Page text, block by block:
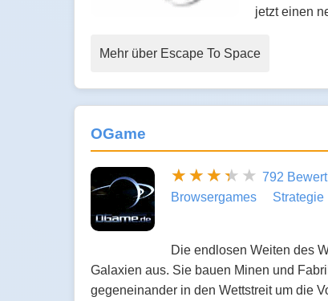
jetzt einen
Mehr über Escape To Space
OGame
792
Browsergames
Strategie
Die endlosen Weiten des
Galaxien aus. Sie bauen Minen und
gegeneinander in den Wettstreit um die